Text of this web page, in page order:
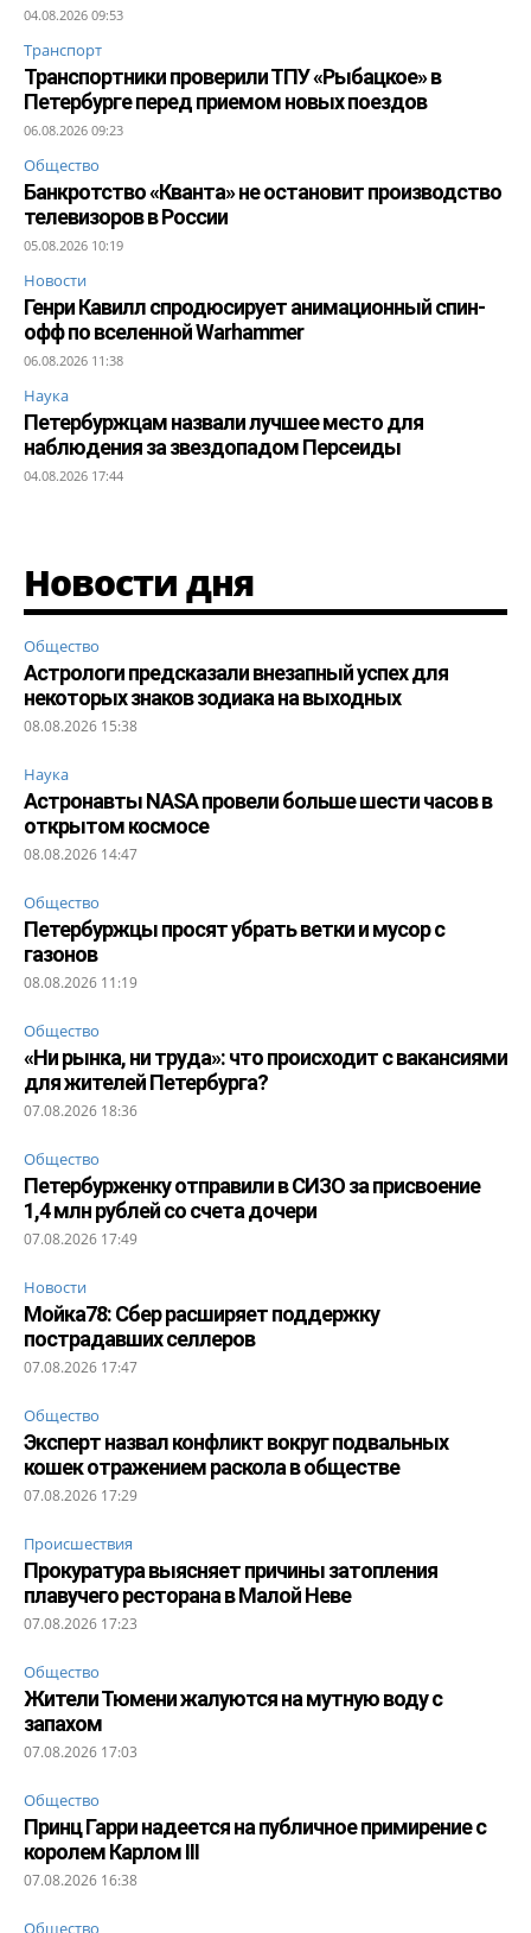
04.08.2026 09:53
Транспорт
Транспортники проверили ТПУ «Рыбацкое» в
Петербурге перед приемом новых поездов
06.08.2026 09:23
Общество
Банкротство «Кванта» не остановит производство
телевизоров в России
05.08.2026 10:19
Новости
Генри Кавилл спродюсирует анимационный спин-
офф по вселенной Warhammer
06.08.2026 11:38
Наука
Петербуржцам назвали лучшее место для
наблюдения за звездопадом Персеиды
04.08.2026 17:44
Новости дня
Общество
Астрологи предсказали внезапный успех для
некоторых знаков зодиака на выходных
08.08.2026 15:38
Наука
Астронавты NASA провели больше шести часов в
открытом космосе
08.08.2026 14:47
Общество
Петербуржцы просят убрать ветки и мусор с
газонов
08.08.2026 11:19
Общество
«Ни рынка, ни труда»: что происходит с вакансиями
для жителей Петербурга?
07.08.2026 18:36
Общество
Петербурженку отправили в СИЗО за присвоение
1,4 млн рублей со счета дочери
07.08.2026 17:49
Новости
Мойка78: Сбер расширяет поддержку
пострадавших селлеров
07.08.2026 17:47
Общество
Эксперт назвал конфликт вокруг подвальных
кошек отражением раскола в обществе
07.08.2026 17:29
Происшествия
Прокуратура выясняет причины затопления
плавучего ресторана в Малой Неве
07.08.2026 17:23
Общество
Жители Тюмени жалуются на мутную воду с
запахом
07.08.2026 17:03
Общество
Принц Гарри надеется на публичное примирение с
королем Карлом III
07.08.2026 16:38
Общество